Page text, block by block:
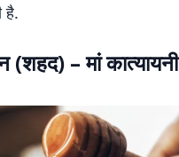
है.
(शहद) – मां कात्यायनी